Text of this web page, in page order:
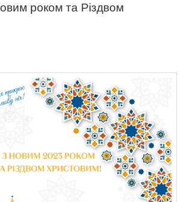
роком та Різдвом